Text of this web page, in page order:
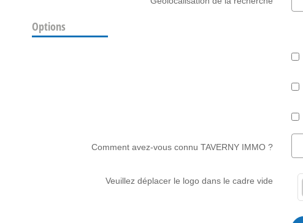
Options
Comment avez-vous connu TAVERNY IMMO ?
Veuillez déplacer le logo dans le cadre vide